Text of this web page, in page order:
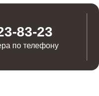
83-23
по телефону